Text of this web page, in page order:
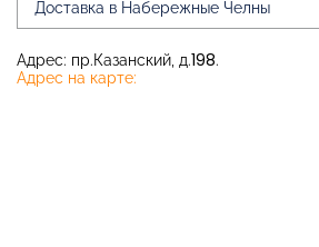
Доставка в Набережные Челны
Адрес: пр.Казанский, д.198.
Адрес на карте: